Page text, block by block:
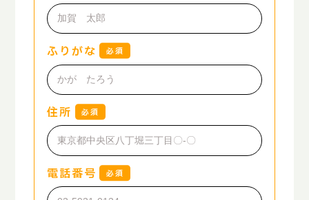
ふりがな 必須
住所 必須
電話番号 必須